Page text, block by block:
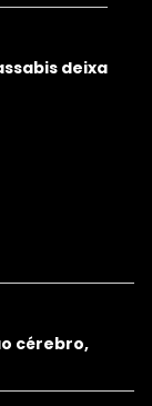
deixa
cérebro,